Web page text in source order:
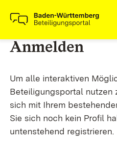
Anmelden
Um alle interaktiven
Beteiligungsportal nutzen
sich mit Ihrem
Sie sich noch kein Profil
untenstehend registrieren.